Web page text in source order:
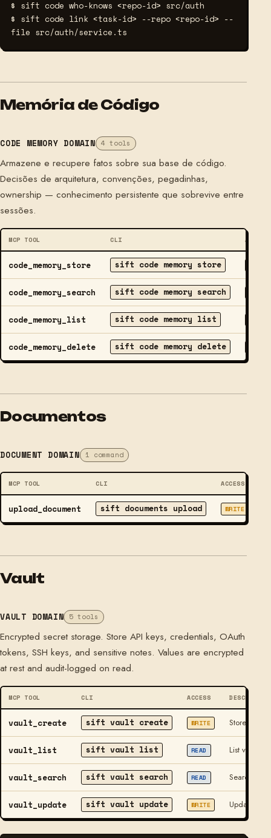
$ sift code who-knows <repo-id> src/auth
$ sift code link <task-id> --repo <repo-id> --
file src/auth/service.ts
Memória de Código
CODE MEMORY DOMAIN 4 tools
Armazene e recupere fatos sobre sua base de código.
Decisões de arquitetura, convenções, pegadinhas,
ownership — conhecimento persistente que sobrevive entre
sessões.
MCP TOOL CLI ACCESS
code_memory_store sift code memory store
code_memory_search sift code memory search
code_memory_list sift code memory list
code_memory_delete sift code memory delete
Documentos
DOCUMENT DOMAIN 1 command
MCP TOOL CLI ACCESS
upload_document sift documents upload WRITE
Vault
VAULT DOMAIN 5 tools
Encrypted secret storage. Store API keys, credentials, OAuth
tokens, SSH keys, and sensitive notes. Values are encrypted
at rest and audit-logged on read.
MCP TOOL CLI ACCESS
vault_create sift vault create WRITE Store a
vault_list sift vault list READ List vault
vault_search sift vault search READ Search
vault_update sift vault update WRITE Update